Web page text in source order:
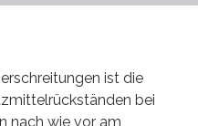
ist die
bei
nach wie vor am